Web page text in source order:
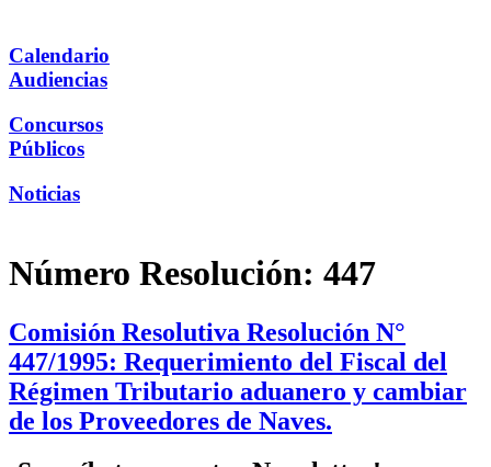
Calendario
Audiencias
Concursos
Públicos
Noticias
Número Resolución: 447
Comisión Resolutiva Resolución N°
447/1995: Requerimiento del Fiscal del
Régimen Tributario aduanero y cambiar
de los Proveedores de Naves.